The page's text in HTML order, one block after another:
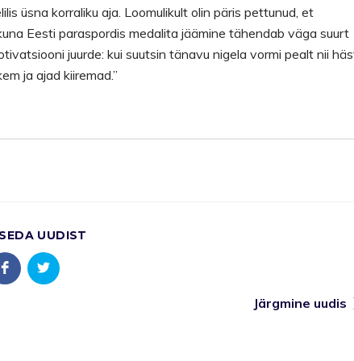
üsna korraliku aja. Loomulikult olin päris pettunud, et
Eesti paraspordis medalita jäämine tähendab väga suurt
juurde: kui suutsin tänavu nigela vormi pealt nii
ja ajad kiiremad.”
UUDIST
Järgmine uudis